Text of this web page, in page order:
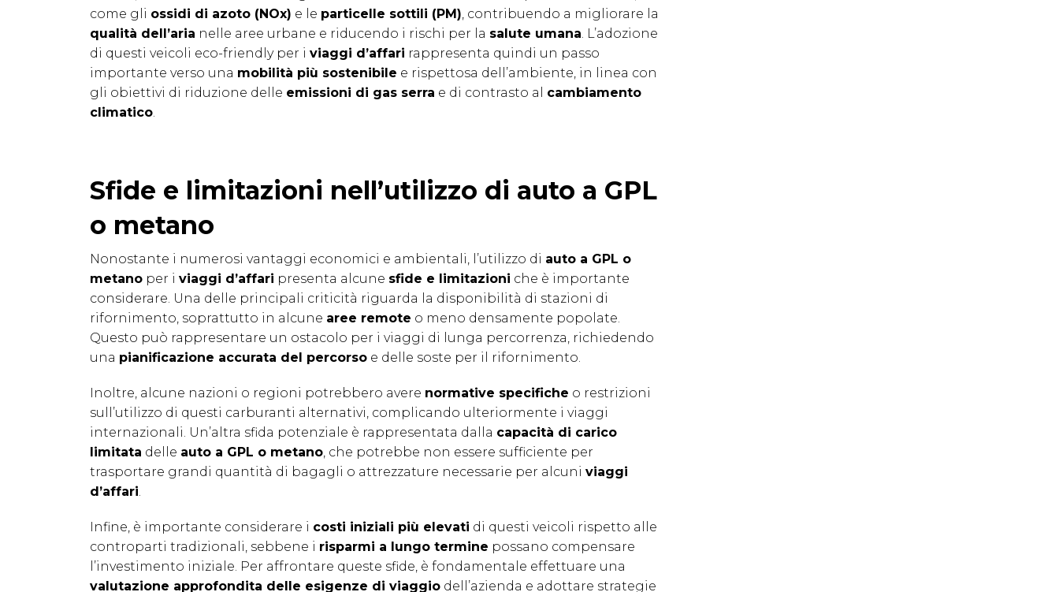
come gli ossidi di azoto (NOx) e le particelle sottili (PM), contribuendo a migliorare la
qualità dell’aria nelle aree urbane e riducendo i rischi per la salute umana. L’adozione
di questi veicoli eco-friendly per i viaggi d’affari rappresenta quindi un passo
importante verso una mobilità più sostenibile e rispettosa dell’ambiente, in linea con
gli obiettivi di riduzione delle emissioni di gas serra e di contrasto al cambiamento
climatico.
Sfide e limitazioni nell’utilizzo di auto a GPL
o metano
Nonostante i numerosi vantaggi economici e ambientali, l’utilizzo di auto a GPL o
metano per i viaggi d’affari presenta alcune sfide e limitazioni che è importante
considerare. Una delle principali criticità riguarda la disponibilità di stazioni di
rifornimento, soprattutto in alcune aree remote o meno densamente popolate.
Questo può rappresentare un ostacolo per i viaggi di lunga percorrenza, richiedendo
una pianificazione accurata del percorso e delle soste per il rifornimento.
Inoltre, alcune nazioni o regioni potrebbero avere normative specifiche o restrizioni
sull’utilizzo di questi carburanti alternativi, complicando ulteriormente i viaggi
internazionali. Un’altra sfida potenziale è rappresentata dalla capacità di carico
limitata delle auto a GPL o metano, che potrebbe non essere sufficiente per
trasportare grandi quantità di bagagli o attrezzature necessarie per alcuni viaggi
d’affari.
Infine, è importante considerare i costi iniziali più elevati di questi veicoli rispetto alle
controparti tradizionali, sebbene i risparmi a lungo termine possano compensare
l’investimento iniziale. Per affrontare queste sfide, è fondamentale effettuare una
valutazione approfondita delle esigenze di viaggio dell’azienda e adottare strategie